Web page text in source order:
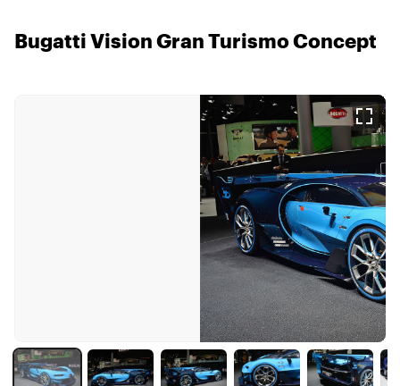
Bugatti Vision Gran Turismo Concept